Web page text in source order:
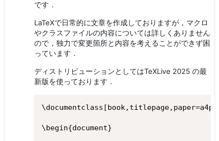
です．
LaTeXで日常的に文章を作成しておりますが，マクロ
やクラスファイルの内容については詳しくありません
ので，独力で変更箇所と内容を考えることができず困
っています．
ディストリビューションとしてはTeXLive 2025 の最
新版を使っております．
\begin{document}